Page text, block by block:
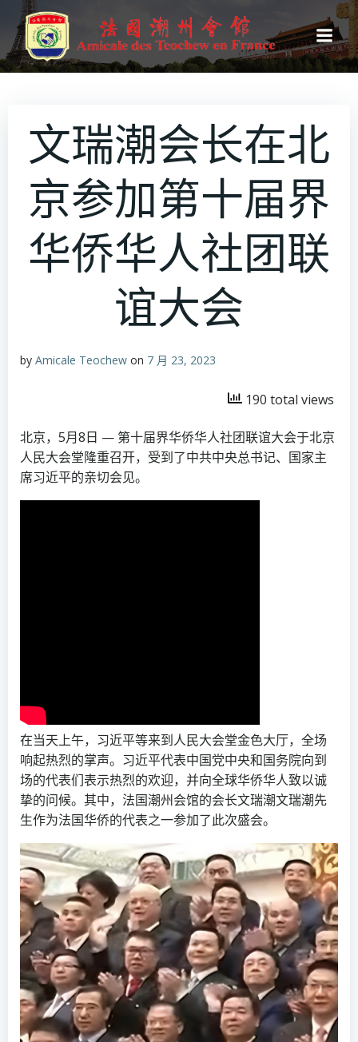
转
到
内
文瑞潮会长在北
京参加第十届界
华侨华人社团联
谊大会
by Amicale Teochew on 7 月 23, 2023
190 total views
北京，5月8日 — 第十届界华侨华人社团联谊大会于北京
人民大会堂隆重召开，受到了中共中央总书记、国家主
席习近平的亲切会见。
在当天上午，习近平等来到人民大会堂金色大厅，全场
响起热烈的掌声。习近平代表中国党中央和国务院向到
场的代表们表示热烈的欢迎，并向全球华侨华人致以诚
挚的问候。其中，法国潮州会馆的会长文瑞潮文瑞潮先
生作为法国华侨的代表之一参加了此次盛会。